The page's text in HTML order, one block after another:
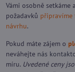
Vámi osobně setkáme
požadavků připravíme
návrhu.
Pokud máte zájem o
neváhejte nás
míru. Uvedené ceny